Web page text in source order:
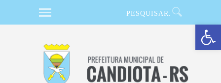
Barra de Ferramentas Aberta